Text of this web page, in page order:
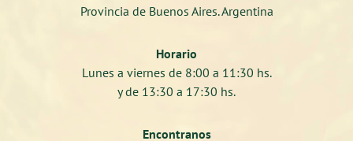
Provincia de Buenos Aires. Argentina
Horario
Lunes a viernes de 8:00 a 11:30 hs.
y de 13:30 a 17:30 hs.
Encontranos